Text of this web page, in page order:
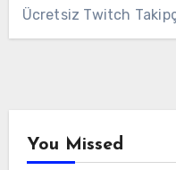
Ücretsiz Twitch
You Missed